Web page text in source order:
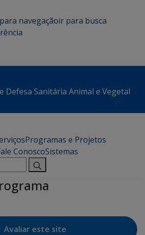
navegaçãoir para busca
Defesa Sanitária Animal e Vegetal
Programas e Projetos
ConoscoSistemas
Avaliar este site